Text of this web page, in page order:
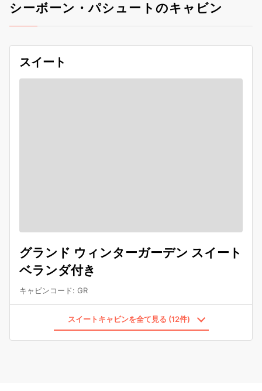
シーボーン・パシュートのキャビン
スイート
グランド ウィンターガーデン スイート
ベランダ付き
キャビンコード: GR
スイートキャビンを全て見る (12件)